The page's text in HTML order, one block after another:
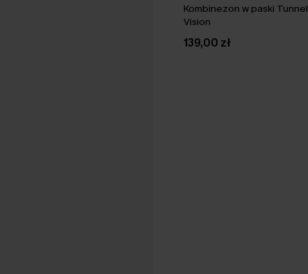
Kombinezon w paski Tunnel
Vision
139,00 zł